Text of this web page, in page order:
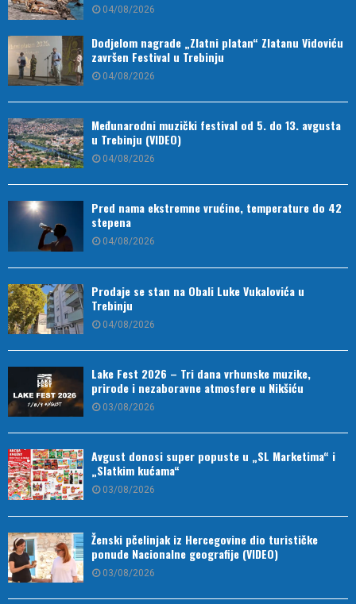
04/08/2026
Dodjelom nagrade „Zlatni platan“ Zlatanu Vidoviću
završen Festival u Trebinju
04/08/2026
Međunarodni muzički festival od 5. do 13. avgusta
u Trebinju (VIDEO)
04/08/2026
Pred nama ekstremne vrućine, temperature do 42
stepena
04/08/2026
Prodaje se stan na Obali Luke Vukalovića u
Trebinju
04/08/2026
Lake Fest 2026 – Tri dana vrhunske muzike,
prirode i nezaboravne atmosfere u Nikšiću
03/08/2026
Avgust donosi super popuste u „SL Marketima“ i
„Slatkim kućama“
03/08/2026
Ženski pčelinjak iz Hercegovine dio turističke
ponude Nacionalne geografije (VIDEO)
03/08/2026